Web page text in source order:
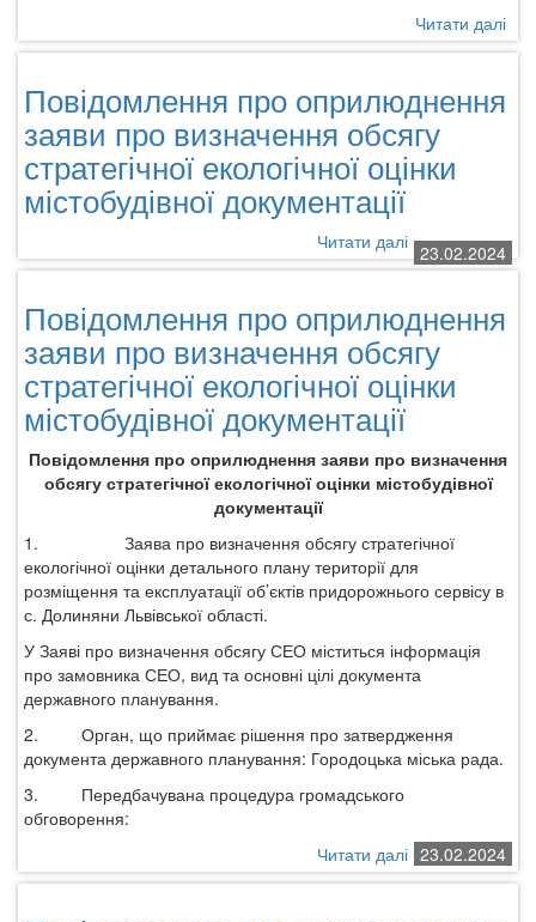
Читати далі
Повідомлення про оприлюднення
заяви про визначення обсягу
стратегічної екологічної оцінки
містобудівної документації
23.02.2024
Читати далі про
Повідомлення
оприлюднення
заяви
про
визначення
екологічної
оцінки
Повідомлення про оприлюднення
заяви про визначення обсягу
стратегічної екологічної оцінки
містобудівної документації
Повідомлення про оприлюднення заяви про визначення
обсягу стратегічної екологічної оцінки містобудівної
документації
1.
Заява про визначення обсягу стратегічної
екологічної оцінки детального плану території для
розміщення та експлуатації об’єктів придорожнього сервісу в
с. Долиняни Львівської області.
У Заяві про визначення обсягу СЕО міститься інформація
про замовника СЕО, вид та основні цілі документа
державного планування.
2.
Орган, що приймає рішення про затвердження
документа державного планування: Городоцька міська рада.
3.
Передбачувана процедура громадського
обговорення:
23.02.2024
Читати далі про
Повідомлення